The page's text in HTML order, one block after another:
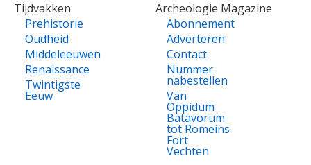
Tijdvakken
Prehistorie
Oudheid
Middeleeuwen
Renaissance
Twintigste
Eeuw
Archeologie Magazine
Abonnement
Adverteren
Contact
Nummer
nabestellen
Van
Oppidum
Batavorum
tot Romeins
Fort
Vechten